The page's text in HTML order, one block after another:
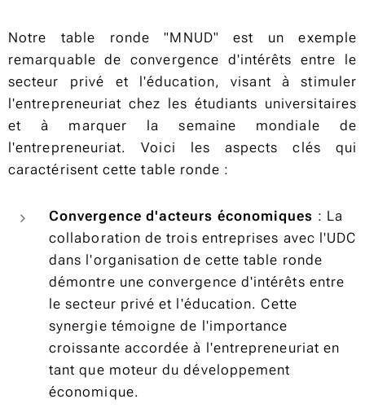
Notre table ronde "MNUD" est un exemple
remarquable de convergence d'intérêts entre le
secteur privé et l'éducation, visant à stimuler
l'entrepreneuriat chez les étudiants universitaires
et à marquer la semaine mondiale de
l'entrepreneuriat. Voici les aspects clés qui
caractérisent cette table ronde :
Convergence d'acteurs économiques : La
collaboration de trois entreprises avec l'UDC
dans l'organisation de cette table ronde
démontre une convergence d'intérêts entre
le secteur privé et l'éducation. Cette
synergie témoigne de l'importance
croissante accordée à l'entrepreneuriat en
tant que moteur du développement
économique.